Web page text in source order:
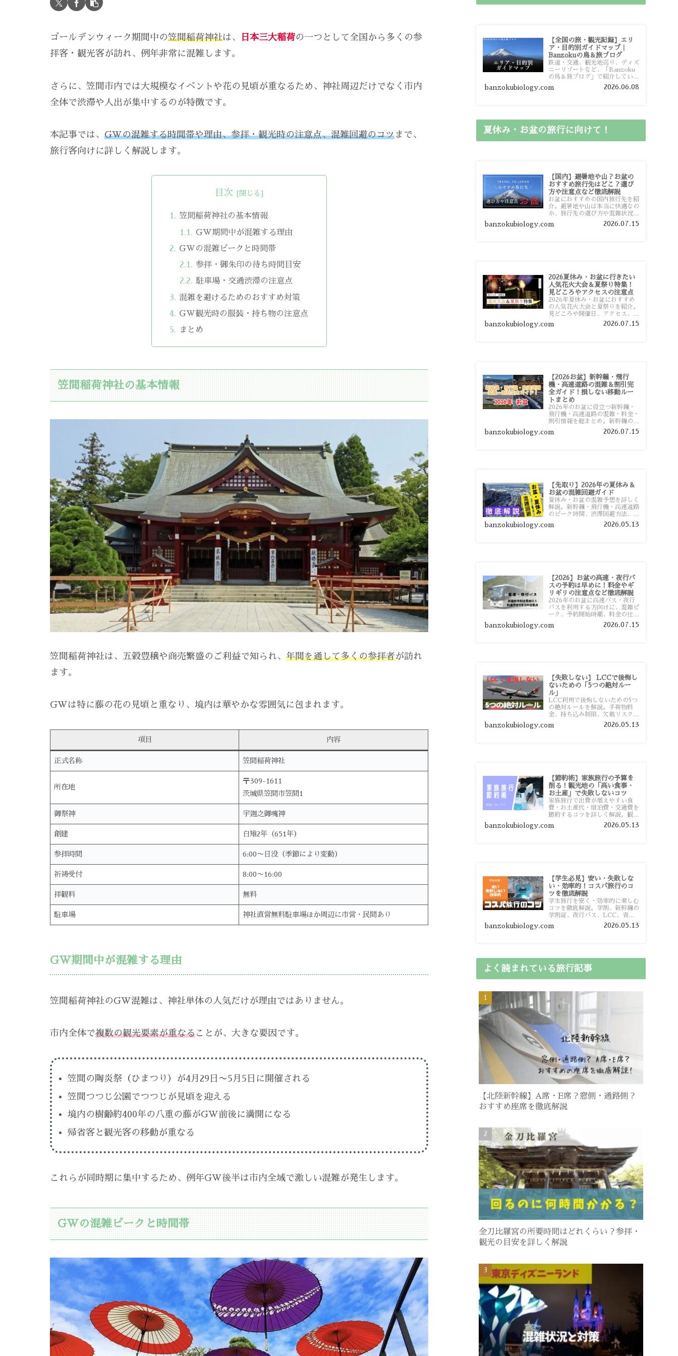
ゴールデンウィーク期間中の笠間稲荷神社は、 日本三大稲荷の一つとして全国から多くの参
拝客・観光客が訪れ、例年非常に混雑します。
さらに、笠間市内では大規模なイベントや花の見頃が重なるため、神社周辺だけでなく市内
全体で渋滞や人出が集中するのが特徴です。
本記事では、 GWの混雑する時間帯や理由、参拝・観光時の注意点、混雑回避のコツまで、
旅行客向けに詳しく解説します。
目次
笠間稲荷神社の基本情報
GW期間中が混雑する理由
GWの混雑ピークと時間帯
参拝・御朱印の待ち時間目安
駐車場・交通渋滞の注意点
混雑を避けるためのおすすめ対策
GW観光時の服装・持ち物の注意点
まとめ
笠間稲荷神社の基本情報
笠間稲荷神社は、五穀豊穣や商売繁盛のご利益で知られ、 年間を通して多くの参拝者が訪れ
ます。
GWは特に藤の花の見頃と重なり、境内は華やかな雰囲気に包まれます。
項目 内容
正式名称 笠間稲荷神社
所在地
〒309-1611
茨城県笠間市笠間1
御祭神 宇迦之御魂神
創建 白雉2年（651年）
参拝時間 6:00〜日没（季節により変動）
祈祷受付 8:00〜16:00
拝観料 無料
駐車場 神社直営無料駐車場ほか周辺に市営・民間あり
GW期間中が混雑する理由
笠間稲荷神社のGW混雑は、神社単体の人気だけが理由ではありません。
市内全体で複数の観光要素が重なることが、大きな要因です。
笠間の陶炎祭（ひまつり）が4月29日〜5月5日に開催される
笠間つつじ公園でつつじが見頃を迎える
境内の樹齢約400年の八重の藤がGW前後に満開になる
帰省客と観光客の移動が重なる
これらが同時期に集中するため、例年GW後半は市内全域で激しい混雑が発生します。
GWの混雑ピークと時間帯
【全国の旅・観光記録】エリ
ア・目的別ガイドマップ｜
Banzokuの鳥＆旅ブログ
鉄道・交通、観光地巡り、ディズ
ニーリゾートなど、「Banzoku
の鳥＆旅ブログ」で紹介している
全国の旅行・観光記録をエリアや
目的別に整理しました。あなたが
banzokubiology.com 2026.06.08
夏休み・お盆の旅行に向けて！
【国内】避暑地や山？お盆の
おすすめ旅行先はどこ？選び
方や注意点など徹底解説
お盆におすすめの国内旅行先を紹
介。避暑地や山は本当に快適なの
か、旅行先の選び方や混雑状況、
注意点、比較的混雑を避けやすい
おすすめスポットまで旅行前に役
banzokubiology.com 2026.07.15
2026夏休み・お盆に行きたい
人気花火大会＆夏祭り特集！
見どころやアクセスの注意点
2026年夏休み・お盆におすすめ
の人気花火大会と夏祭りを紹介。
見どころや開催日、アクセス、混
雑対策、旅行前に知っておきたい
注意点をわかりやすく解説しま
banzokubiology.com 2026.07.15
【2026お盆】新幹線・飛行
機・高速道路の混雑＆割引完
全ガイド！損しない移動ルー
トまとめ
2026年のお盆に役立つ新幹線・
飛行機・高速道路の混雑・料金・
割引情報を総まとめ。新幹線の予
約や最繁忙期料金、飛行機を安く
予約するコツ、高速道路の休日割
banzokubiology.com 2026.07.15
【先取り】2026年の夏休み＆
お盆の混雑回避ガイド
夏休み・お盆の混雑予想を詳しく
解説。新幹線・飛行機・高速道路
のピーク時間、渋滞回避方法、混
雑しやすい観光地、交通手段別の
特徴まで旅行者向けに分かりやす
banzokubiology.com 2026.05.13
【2026】お盆の高速・夜行バ
スの予約は早めに！料金やギ
リギリの注意点など徹底解説
2026年のお盆に高速バス・夜行
バスを利用する方向けに、混雑ピ
ーク、予約開始時期、料金の仕組
み、キャンセル待ちのコツ、直前
予約の注意点まで詳しく解説しま
banzokubiology.com 2026.07.15
【失敗しない】 LCCで後悔し
ないための「5つの絶対ルー
ル」
LCC利用で後悔しないための5つ
の絶対ルールを解説。手荷物料
金、持ち込み制限、欠航リスク、
時間厳守など、格安航空会社を利
用する前に知っておきたい注意点
banzokubiology.com 2026.05.13
【節約術】家族旅行の予算を
削る！観光地の「高い食事・
お土産」で失敗しないコツ
家族旅行で出費が増えやすい食
費・お土産代・宿泊費・交通費を
節約するコツを詳しく解説。観光
地価格を避ける方法や、早割・ス
ーパー活用術、予算管理のポイン
banzokubiology.com 2026.05.13
【学生必見】安い・失敗しな
い・効率的！コスパ旅行のコ
ツを徹底解説
学生旅行を安く・効率的に楽しむ
コツを徹底解説。学割、新幹線の
学割証、夜行バス、LCC、青春
18きっぷ、レンタカー割り勘な
ど、学生向けの節約旅行術を詳し
banzokubiology.com 2026.05.13
よく読まれている旅行記事
【北陸新幹線】A席・E席？窓側・通路側？
おすすめ座席を徹底解説
金刀比羅宮の所要時間はどれくらい？参拝・
観光の目安を詳しく解説